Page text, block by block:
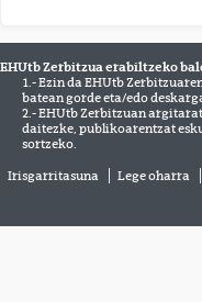
EHUtb Zerbitzua erabiltzeko
1.- Ezin da EHUtb
batean gorde eta/edo
2.- EHUtb Zerbitzuan
daitezke, publikoarentzat
sortzeko.
Irisgarritasuna Lege oharra